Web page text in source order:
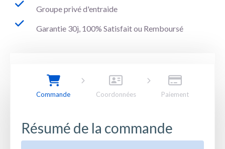
Groupe privé d'entraide
Garantie 30j, 100% Satisfait ou Remboursé
Commande Coordonnées Paiement
Résumé de la commande